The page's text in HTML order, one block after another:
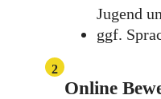
Jugend
ggf.
2
Online